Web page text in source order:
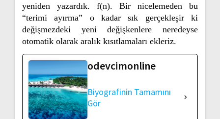
yeniden yazardık. f(n). Bir nicelemeden bu
“terimi ayırma” o kadar sık gerçekleşir ki
değişmezdeki yeni değişkenlere neredeyse
otomatik olarak aralık kısıtlamaları ekleriz.
odevcimonline
Biyografinin Tamamını
Gör